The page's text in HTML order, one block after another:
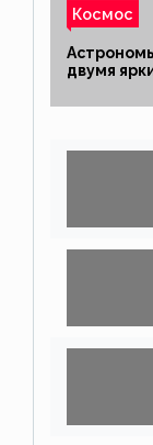
Космос
двумя